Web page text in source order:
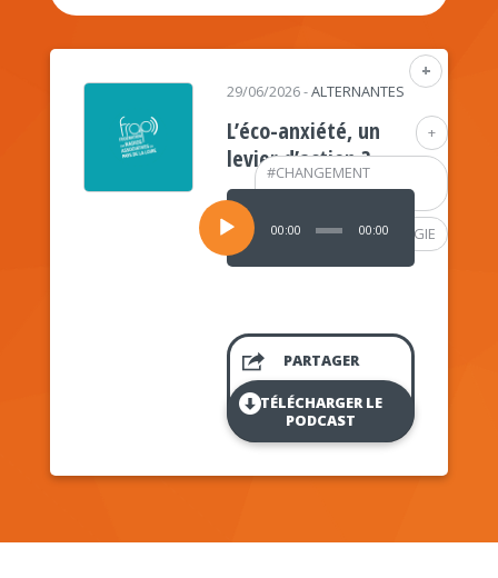
+
+
#CHANGEMENT
CLIMATIQUE
#PSYCHOLOGIE
29/06/2026-ALTERNANTES
L’éco-anxiété, un
levier d’action ?
Lecteur
audio
00:00 00:00
PARTAGER
TÉLÉCHARGER LE
PODCAST